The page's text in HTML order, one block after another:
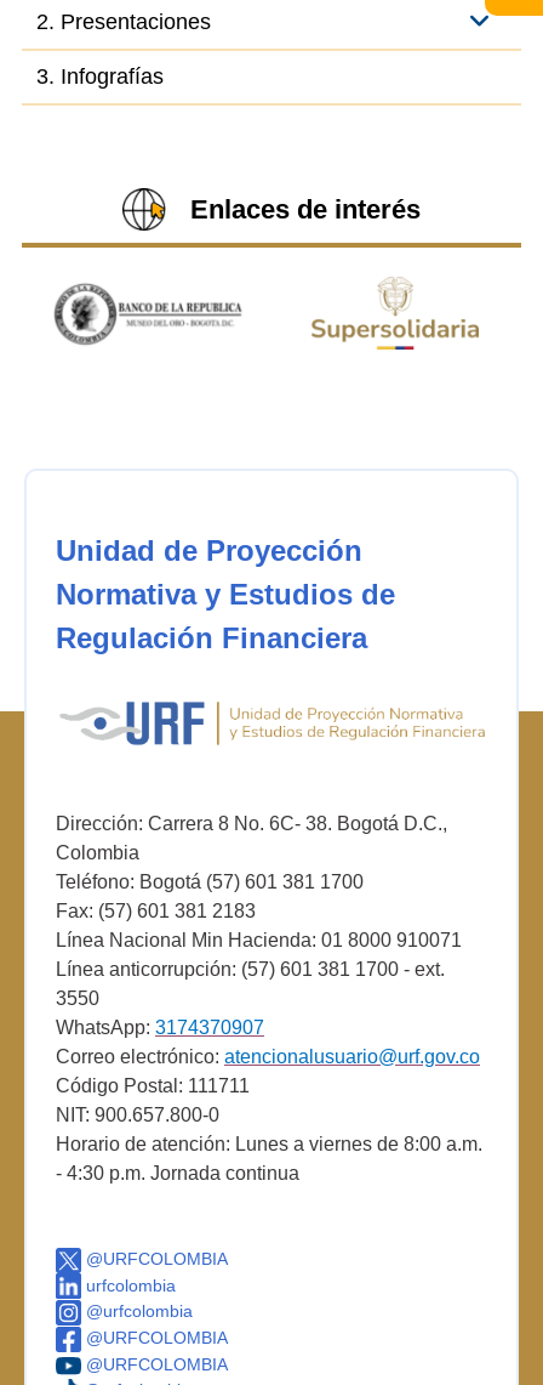
2. Presentaciones
3. Infografías
Enlaces de interés
Unidad de Proyección
Normativa y Estudios de
Regulación Financiera
Dirección: Carrera 8 No. 6C- 38. Bogotá D.C.,
Colombia
Teléfono: Bogotá (57) 601 381 1700
Fax: (57) 601 381 2183
Línea Nacional Min Hacienda: 01 8000 910071
Línea anticorrupción: (57) 601 381 1700 - ext.
3550
WhatsApp: 3174370907
Correo electrónico: atencionalusuario@urf.gov.co
Código Postal: 111711
NIT: 900.657.800-0
Horario de atención: Lunes a viernes de 8:00 a.m.
- 4:30 p.m. Jornada continua
@URFCOLOMBIA
urfcolombia
@urfcolombia
@URFCOLOMBIA
@URFCOLOMBIA